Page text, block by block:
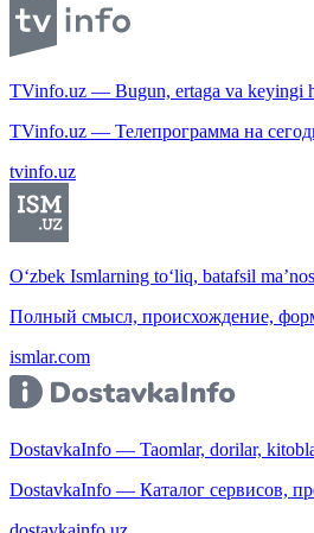
TVinfo.uz — Bugun, ertaga va keyingi
TVinfo.uz — Телепрограмма на
tvinfo.uz
O‘zbek Ismlarning to‘liq, batafsil
Полный смысл, происхождение,
ismlar.com
DostavkaInfo — Taomlar, dorilar,
DostavkaInfo — Каталог сервисов,